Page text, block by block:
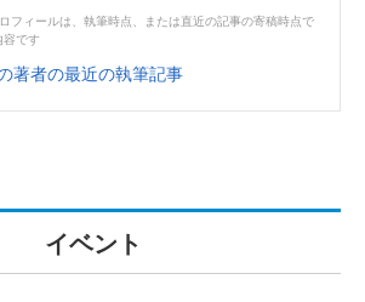
フィールは、執筆時点、または直近の記事の寄稿時点で
容です
著者の最近の執筆記事
イベント